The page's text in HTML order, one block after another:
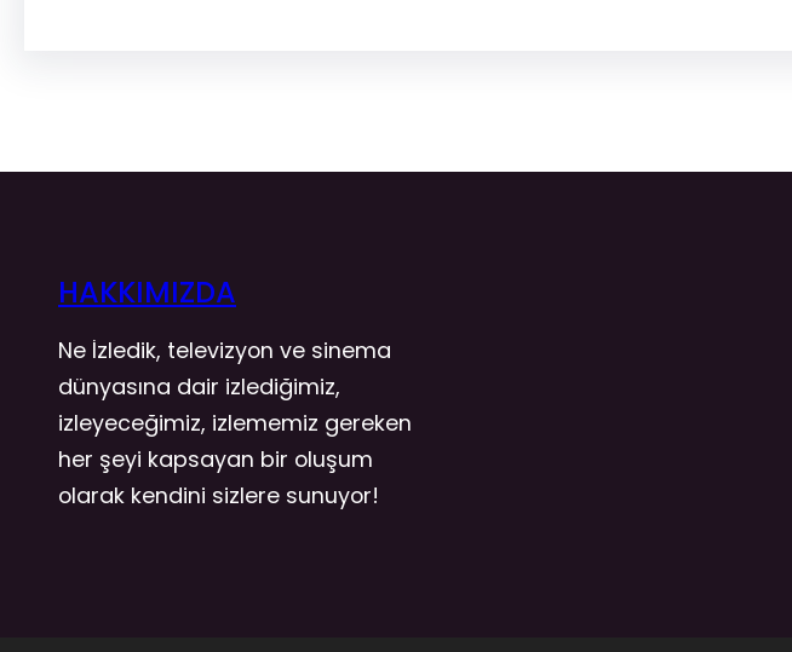
HAKKIMIZDA
Ne İzledik, televizyon ve sinema
dünyasına dair izlediğimiz,
izleyeceğimiz, izlememiz gereken
her şeyi kapsayan bir oluşum
olarak kendini sizlere sunuyor!